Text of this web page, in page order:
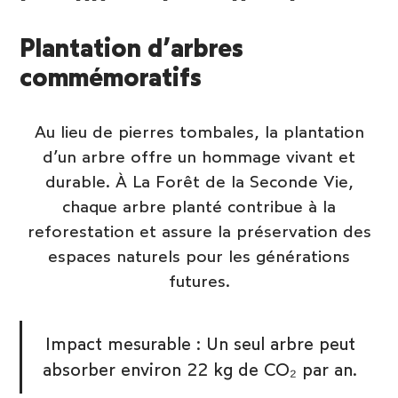
Plantation d’arbres
commémoratifs
Au lieu de pierres tombales, la plantation
d’un arbre offre un hommage vivant et
durable. À La Forêt de la Seconde Vie,
chaque arbre planté contribue à la
reforestation et assure la préservation des
espaces naturels pour les générations
futures.
Impact mesurable : Un seul arbre peut
absorber environ 22 kg de CO₂ par an.